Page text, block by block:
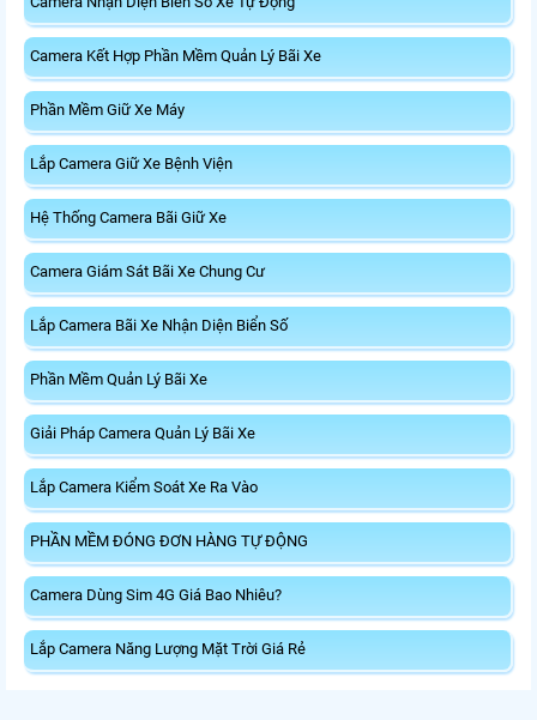
Camera Kết Hợp Phần Mềm Quản Lý Bãi Xe
Phần Mềm Giữ Xe Máy
Lắp Camera Giữ Xe Bệnh Viện
Hệ Thống Camera Bãi Giữ Xe
Camera Giám Sát Bãi Xe Chung Cư
Lắp Camera Bãi Xe Nhận Diện Biển Số
Phần Mềm Quản Lý Bãi Xe
Giải Pháp Camera Quản Lý Bãi Xe
Lắp Camera Kiểm Soát Xe Ra Vào
PHẦN MỀM ĐÓNG ĐƠN HÀNG TỰ ĐỘNG
Camera Dùng Sim 4G Giá Bao Nhiêu?
Lắp Camera Năng Lượng Mặt Trời Giá Rẻ